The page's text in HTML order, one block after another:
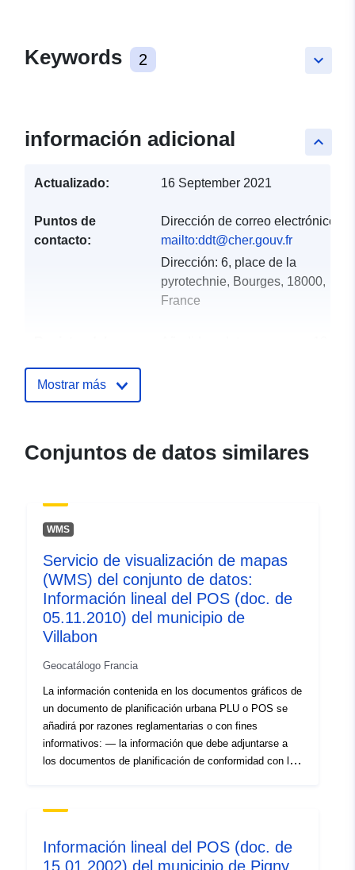
keyboard_arrow_down
Keywords 2
keyboard_arrow_up
información adicional
Actualizado: 16 September 2021
Puntos de
contacto:
Dirección de correo electrónico:
mailto:ddt@cher.gouv.fr
Dirección: 6, place de la
pyrotechnie, Bourges, 18000,
France
Identificadores:
http://descartes-dev.cete-
mediterranee.i2/service/fr-
uriRef:
http://data.europa.eu/88u/dataset/
120066022-srv-b50bc475-15fd-
4184-a424-177a3af19153
Tipo:
Mostrar más
Conjuntos de datos similares
WMS
Servicio de visualización de mapas
(WMS) del conjunto de datos:
Información lineal del POS (doc. de
05.11.2010) del municipio de
Villabon
Geocatálogo Francia
La información contenida en los documentos gráficos de
un documento de planificación urbana PLU o POS se
añadirá por razones reglamentarias o con fines
informativos: — la información que debe adjuntarse a
los documentos de planificación de conformidad con los
documentos gráficos con fines informativos.
Información lineal del POS (doc. de
15.01.2002) del municipio de Pigny